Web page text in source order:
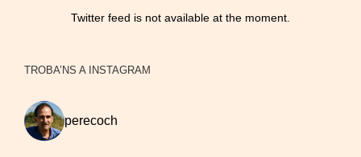
Twitter feed is not available at the moment.
TROBA’NS A INSTAGRAM
perecoch